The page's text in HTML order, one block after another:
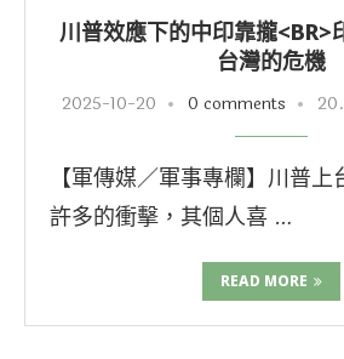
川普效應下的中印靠攏<BR>
台灣的危機
2025-10-20 0 comments
【軍傳媒／軍事專欄】川普
許多的衝擊，其個人喜 …
READ MORE